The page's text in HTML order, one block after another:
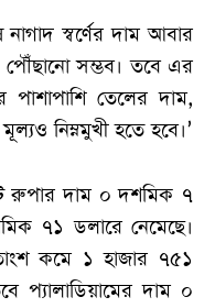
স্বর্ণের দাম আবার
সম্ভব। তবে এর
পাশাপাশি তেলের দাম,
নিম্নমুখী হতে হবে।’
রুপার দাম ০ দশমিক ৭
৭১ ডলারে নেমেছে।
কমে ১ হাজার ৭৫১
প্যালাডিয়ামের দাম ০